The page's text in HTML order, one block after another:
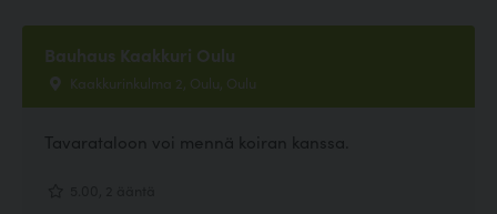
Bauhaus Kaakkuri Oulu
Kaakkurinkulma 2, Oulu, Oulu
Tavarataloon voi mennä koiran kanssa.